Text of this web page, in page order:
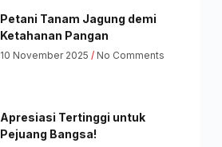
Petani Tanam Jagung demi
Ketahanan Pangan
10 November 2025 No Comments
Apresiasi Tertinggi untuk
Pejuang Bangsa!